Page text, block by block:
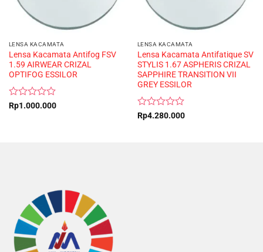
LENSA KACAMATA
Lensa Kacamata Antifog FSV
1.59 AIRWEAR CRIZAL
OPTIFOG ESSILOR
Rated
Rp1.000.000
LENSA KACAMATA
Lensa Kacamata Antifatique SV
STYLIS 1.67 ASPHERIS CRIZAL
SAPPHIRE TRANSITION VII
GREY ESSILOR
Rated
Rp4.280.000